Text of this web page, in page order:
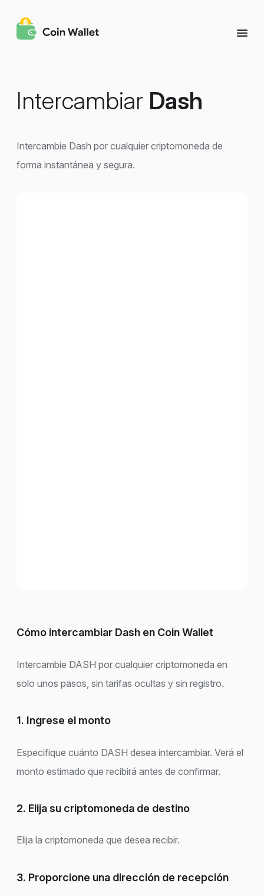
Intercambiar Dash
Intercambie Dash por cualquier criptomoneda de
forma instantánea y segura.
Cómo intercambiar Dash en Coin Wallet
Intercambie DASH por cualquier criptomoneda en
solo unos pasos, sin tarifas ocultas y sin registro.
1. Ingrese el monto
Especifique cuánto DASH desea intercambiar. Verá el
monto estimado que recibirá antes de confirmar.
2. Elija su criptomoneda de destino
Elija la criptomoneda que desea recibir.
3. Proporcione una dirección de recepción